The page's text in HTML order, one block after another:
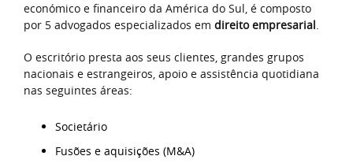
económico e financeiro da América do Sul, é composto
por 5 advogados especializados em direito empresarial.
O escritório presta aos seus clientes, grandes grupos
nacionais e estrangeiros, apoio e assistência quotidiana
nas seguintes áreas:
Societário
Fusões e aquisições (M&A)